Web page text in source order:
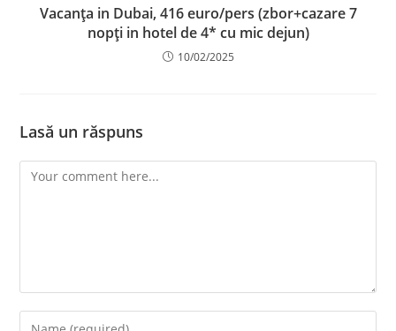
Vacanța in Dubai, 416 euro/pers (zbor+cazare 7
nopți in hotel de 4* cu mic dejun)
10/02/2025
Lasă un răspuns
Comment
Enter